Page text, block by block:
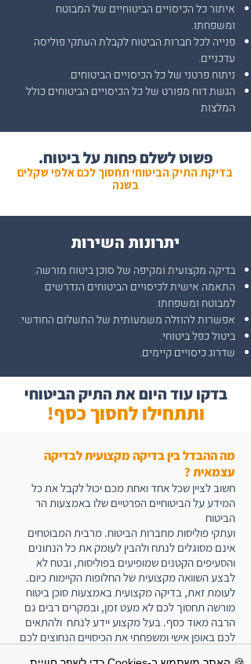
איתור כל הכיסויים הביטוחיים של המבוטח
ומשפחתו.
פנייה לכל חברות הביטוח לקבלת העתקי פוליסה
עדכניים.
ניתוח פרטני של כל הכיסויים הביטוחים.
הגשת דוח מפורט של כל הכיסויים הביטוחים כולל
המלצות
.פשוט לשלם פחות על ביטוח
בדיקת התיק הביטוחי תחסוך לכם אלפי שקלים
בשנה
יתרונות השירות
בדיקה מקצועית ומקיפה של סוכן ביטוח מורשה.
התאמה אישית לכיסויים הביטוחים הנדרשים
למבוטח ומשפחתו.
אפשרות להוזלה משמעותית של התשלום החודשי.
ביטול כפל ביטוחי.
שדרוג כיסויים קיימים.
בדקו עוד היום את התיק הביטוחי
!ותתחילו לחסוךכסף
מה ההבדל בין בדיקה מקצועית לבדיקה
עצמאית ?
חשוב לציין שכל אחד ואחת מכם יכול לקבל את כל
המידע על הביטוחיים הפרטיים שלו באמצעות הר
הביטוח
​ועתקי פוליסות מחברות הביטוח. מרבית המבוטחים
אינם מסוגלים לנתח ולהבין לעומק את כל הנתונים
והסעיפים הקטנים שמופיעים בפוליסות, ובטח לא
לבצע השוואה מקצועית של החלופות הקיימות כיום.
לעומת זאת, בדיקה מקצועית באמצעות סוכן ביטוח
מורשה תחסוך לכם לא מעט זמן, ובמקרים רבים גם
הרבה מאוד כסף. בעל מקצוע יידע לנתח ולהתאים
לכם באופן אישי ומשפחתי את הכיסויים הנחוצים לכם